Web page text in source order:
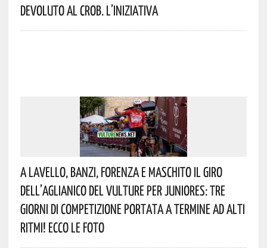
Devoluto Al CROB. L’iniziativa
A Lavello, Banzi, Forenza E Maschito Il Giro
Dell’Aglianico Del Vulture Per Juniores: Tre
Giorni Di Competizione Portata A Termine Ad Alti
Ritmi! Ecco Le Foto